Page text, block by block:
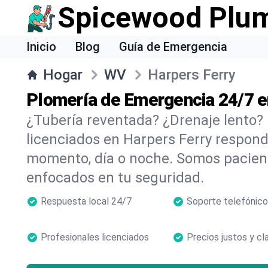
Spicewood
Inicio Blog Guía de Emergencia
Hogar WV Harpers Ferry
Plomería de Emergencia 24/7
¿Tubería reventada? ¿Drenaje
licenciados en Harpers Ferry
momento, día o noche. Somos
enfocados en tu seguridad.
Respuesta local 24/7 Soporte
Profesionales licenciados Precios justos y